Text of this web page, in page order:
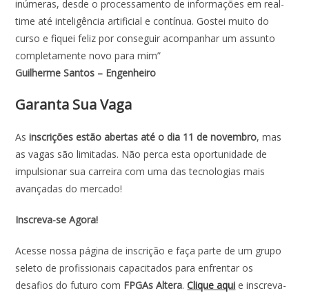
inúmeras, desde o processamento de informações em real-
time até inteligência artificial e contínua. Gostei muito do
curso e fiquei feliz por conseguir acompanhar um assunto
completamente novo para mim”
Guilherme Santos – Engenheiro
Garanta Sua Vaga
Asinscrições estão abertas até o dia 11 de novembro, mas
as vagas são limitadas. Não perca esta oportunidade de
impulsionar sua carreira com uma das tecnologias mais
avançadas do mercado!
Inscreva-se Agora!
Acesse nossa página de inscrição e faça parte de um grupo
seleto de profissionais capacitados para enfrentar os
desafios do futuro com FPGAs Altera.Clique aqui e inscreva-